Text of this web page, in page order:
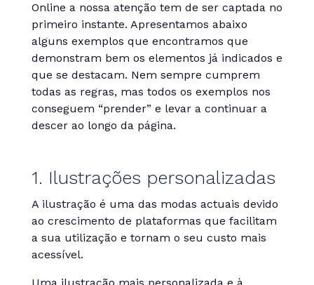
Online a nossa atenção tem de ser captada no
primeiro instante. Apresentamos abaixo
alguns exemplos que encontramos que
demonstram bem os elementos já indicados e
que se destacam. Nem sempre cumprem
todas as regras, mas todos os exemplos nos
conseguem “prender” e levar a continuar a
descer ao longo da página.
1. Ilustrações personalizadas
A ilustração é uma das modas actuais devido
ao crescimento de plataformas que facilitam
a sua utilização e tornam o seu custo mais
acessível.